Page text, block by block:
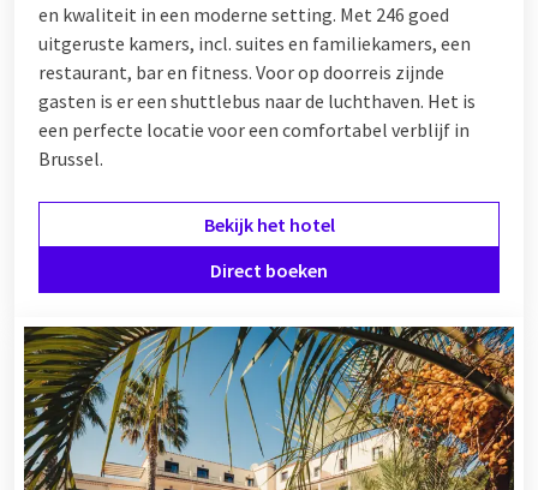
en kwaliteit in een moderne setting. Met 246 goed
uitgeruste kamers, incl. suites en familiekamers, een
restaurant, bar en fitness. Voor op doorreis zijnde
gasten is er een shuttlebus naar de luchthaven. Het is
een perfecte locatie voor een comfortabel verblijf in
Brussel.
Bekijk het hotel
Direct boeken